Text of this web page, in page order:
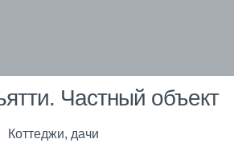
Частный объект
Коттеджи, дачи